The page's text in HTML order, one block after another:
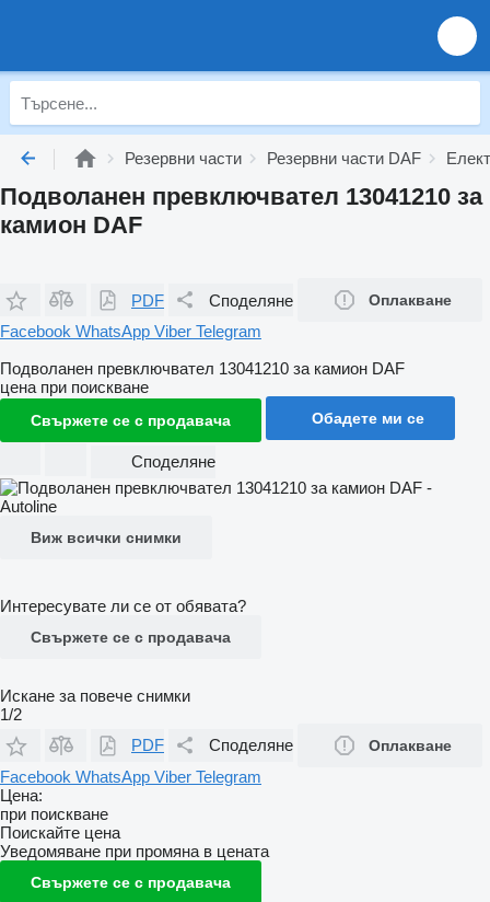
Резервни части Резервни части DAF
Подволанен превключвател 13041210 за
камион DAF
PDF Споделяне Оплакване
Facebook WhatsApp Viber Telegram
Подволанен превключвател 13041210 за камион DAF
цена при поискване
Свържете се с продавача Обадете ми се
Споделяне
Виж всички снимки
Интересувате ли се от обявата?
Свържете се с продавача
Искане за повече снимки
1/2
PDF
Споделяне Оплакване
Facebook WhatsApp Viber Telegram
Цена:
при поискване
Поискайте цена
Уведомяване при промяна в цената
Свържете се с продавача